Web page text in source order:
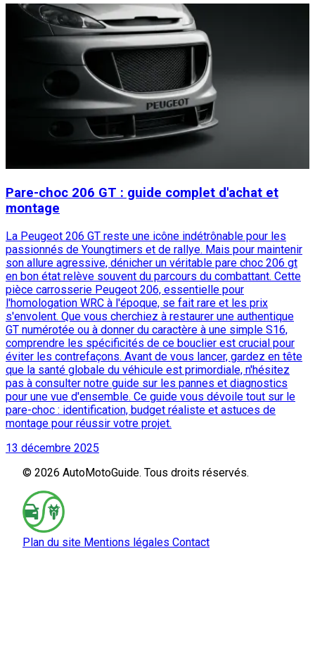
Pare-choc 206 GT : guide complet d'achat et
montage
La Peugeot 206 GT reste une icône indétrônable pour les
passionnés de Youngtimers et de rallye. Mais pour maintenir
son allure agressive, dénicher un véritable pare choc 206 gt
en bon état relève souvent du parcours du combattant. Cette
pièce carrosserie Peugeot 206, essentielle pour
l'homologation WRC à l'époque, se fait rare et les prix
s'envolent. Que vous cherchiez à restaurer une authentique
GT numérotée ou à donner du caractère à une simple S16,
comprendre les spécificités de ce bouclier est crucial pour
éviter les contrefaçons. Avant de vous lancer, gardez en tête
que la santé globale du véhicule est primordiale, n'hésitez
pas à consulter notre guide sur les pannes et diagnostics
pour une vue d'ensemble. Ce guide vous dévoile tout sur le
pare-choc : identification, budget réaliste et astuces de
montage pour réussir votre projet.
13 décembre 2025
© 2026 AutoMotoGuide. Tous droits réservés.
Plan du site Mentions légales Contact